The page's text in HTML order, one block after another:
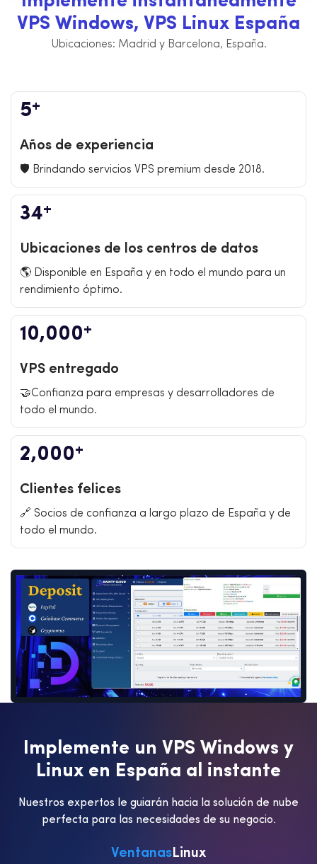
VPS Windows, VPS Linux España
Ubicaciones: Madrid y Barcelona, España.
5+
Años de experiencia
🛡️ Brindando servicios VPS premium desde 2018.
34+
Ubicaciones de los centros de datos
🌎 Disponible en España y en todo el mundo para un
rendimiento óptimo.
10,000+
VPS entregado
🤝Confianza para empresas y desarrolladores de
todo el mundo.
2,000+
Clientes felices
🔗 Socios de confianza a largo plazo de España y de
todo el mundo.
Implemente un VPS Windows y
Linux en España al instante
Nuestros expertos le guiarán hacia la solución de nube
perfecta para las necesidades de su negocio.
Ventanas Linux